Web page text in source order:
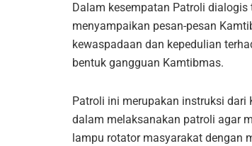
Dalam kesempatan Patroli
menyampaikan pesan-pesan
kewaspadaan dan kepedulian
bentuk gangguan Kamtibmas.
Patroli ini merupakan instruksi dari
dalam melaksanakan patroli agar
lampu rotator masyarakat dengan